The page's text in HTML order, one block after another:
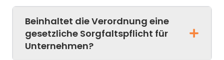
Beinhaltet die Verordnung eine
gesetzliche Sorgfaltspflicht für
Unternehmen?